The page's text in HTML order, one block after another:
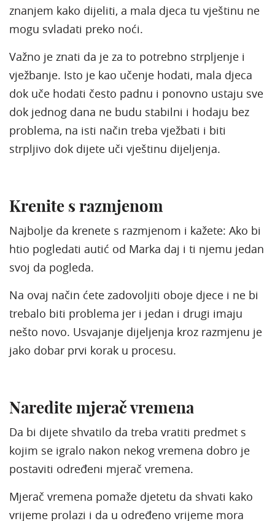
znanjem kako dijeliti, a mala djeca tu vještinu ne
mogu svladati preko noći.
Važno je znati da je za to potrebno strpljenje i
vježbanje. Isto je kao učenje hodati, mala djeca
dok uče hodati često padnu i ponovno ustaju sve
dok jednog dana ne budu stabilni i hodaju bez
problema, na isti način treba vježbati i biti
strpljivo dok dijete uči vještinu dijeljenja.
Krenite s razmjenom
Najbolje da krenete s razmjenom i kažete: Ako bi
htio pogledati autić od Marka daj i ti njemu jedan
svoj da pogleda.
Na ovaj način ćete zadovoljiti oboje djece i ne bi
trebalo biti problema jer i jedan i drugi imaju
nešto novo. Usvajanje dijeljenja kroz razmjenu je
jako dobar prvi korak u procesu.
Naredite mjerač vremena
Da bi dijete shvatilo da treba vratiti predmet s
kojim se igralo nakon nekog vremena dobro je
postaviti određeni mjerač vremena.
Mjerač vremena pomaže djetetu da shvati kako
vrijeme prolazi i da u određeno vrijeme mora